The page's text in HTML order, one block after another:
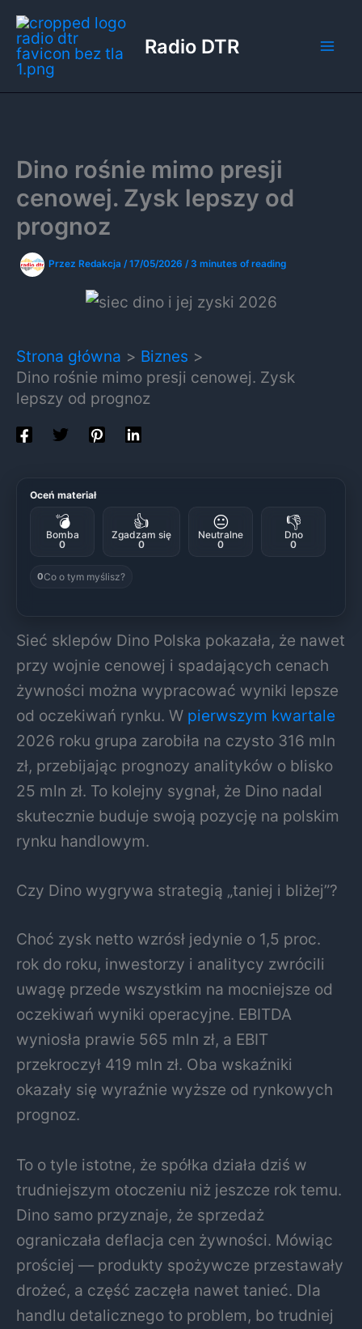
Przejdź
do
treści
Radio DTR
Dino rośnie mimo presji
cenowej. Zysk lepszy od
prognoz
Przez Redakcja /17/05/2026 / 3 minutes of reading
Strona główna
Biznes
Dino rośnie mimo presji cenowej. Zysk
lepszy od prognoz
Oceń materiał
💣
Bomba
0
👍
Zgadzam się
0
😐
Neutralne
0
👎
Dno
0
0Co o tym myślisz?
Sieć sklepów Dino Polska pokazała, że nawet
przy wojnie cenowej i spadających cenach
żywności można wypracować wyniki lepsze
od oczekiwań rynku. W pierwszym kwartale
2026 roku grupa zarobiła na czysto 316 mln
zł, przebijając prognozy analityków o blisko
25 mln zł. To kolejny sygnał, że Dino nadal
skutecznie buduje swoją pozycję na polskim
rynku handlowym.
Czy Dino wygrywa strategią „taniej i bliżej”?
Choć zysk netto wzrósł jedynie o 1,5 proc.
rok do roku, inwestorzy i analitycy zwrócili
uwagę przede wszystkim na mocniejsze od
oczekiwań wyniki operacyjne. EBITDA
wyniosła prawie 565 mln zł, a EBIT
przekroczył 419 mln zł. Oba wskaźniki
okazały się wyraźnie wyższe od rynkowych
prognoz.
To o tyle istotne, że spółka działa dziś w
trudniejszym otoczeniu niż jeszcze rok temu.
Dino samo przyznaje, że sprzedaż
ograniczała deflacja cen żywności. Mówiąc
prościej — produkty spożywcze przestawały
drożeć, a część zaczęła nawet tanieć. Dla
handlu detalicznego to problem, bo trudniej